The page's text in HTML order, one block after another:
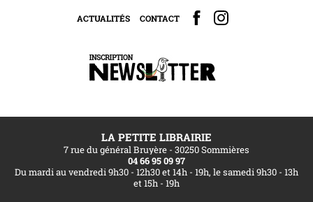
ACTUALITÉS CONTACT
LA PETITE LIBRAIRIE
7 rue du général Bruyère - 30250 Sommières
04 66 95 09 97
Du mardi au vendredi 9h30 - 12h30 et 14h - 19h, le samedi 9h30 - 13h
et 15h - 19h